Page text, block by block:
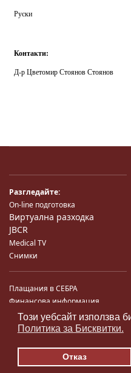
Този уебсайт използва
Политика за Бисквитки.
Отказ
Разгледайте:
On-line подготовка
Виртуална разходка
JBCR
Medical TV
Снимки
Плащания в СЕБРА
Финансова информация
Система за финансово упр-е и
контрол
Търгове по ЗДС